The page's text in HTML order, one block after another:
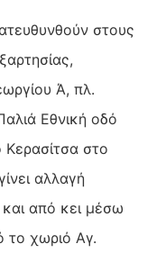
στους
Ά, πλ.
Εθνική οδό
στο
αλλαγή
από κει μέσω
το χωριό Αγ.